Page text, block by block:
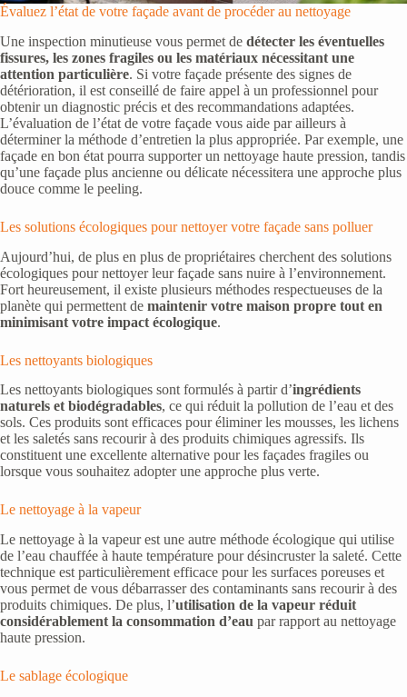
Évaluez l’état de votre façade avant de procéder au nettoyage
Une inspection minutieuse vous permet de détecter les éventuelles
fissures, les zones fragiles ou les matériaux nécessitant une
attention particulière. Si votre façade présente des signes de
détérioration, il est conseillé de faire appel à un professionnel pour
obtenir un diagnostic précis et des recommandations adaptées.
L’évaluation de l’état de votre façade vous aide par ailleurs à
déterminer la méthode d’entretien la plus appropriée. Par exemple, une
façade en bon état pourra supporter un nettoyage haute pression, tandis
qu’une façade plus ancienne ou délicate nécessitera une approche plus
douce comme le peeling.
Les solutions écologiques pour nettoyer votre façade sans polluer
Aujourd’hui, de plus en plus de propriétaires cherchent des solutions
écologiques pour nettoyer leur façade sans nuire à l’environnement.
Fort heureusement, il existe plusieurs méthodes respectueuses de la
planète qui permettent de maintenir votre maison propre tout en
minimisant votre impact écologique.
Les nettoyants biologiques
Les nettoyants biologiques sont formulés à partir d’ingrédients
naturels et biodégradables, ce qui réduit la pollution de l’eau et des
sols. Ces produits sont efficaces pour éliminer les mousses, les lichens
et les saletés sans recourir à des produits chimiques agressifs. Ils
constituent une excellente alternative pour les façades fragiles ou
lorsque vous souhaitez adopter une approche plus verte.
Le nettoyage à la vapeur
Le nettoyage à la vapeur est une autre méthode écologique qui utilise
de l’eau chauffée à haute température pour désincruster la saleté. Cette
technique est particulièrement efficace pour les surfaces poreuses et
vous permet de vous débarrasser des contaminants sans recourir à des
produits chimiques. De plus, l’utilisation de la vapeur réduit
considérablement la consommation d’eau par rapport au nettoyage
haute pression.
Le sablage écologique